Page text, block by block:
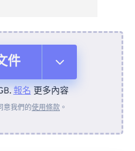
件
報名更多內容
意我們的使用條款 。